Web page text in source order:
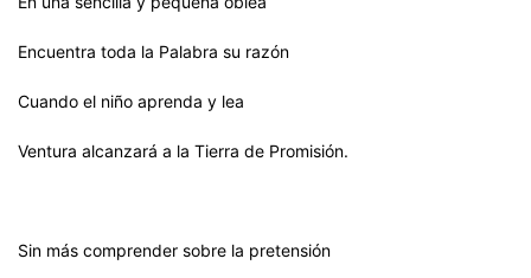
Encuentra toda la Palabra su razón
Cuando el niño aprenda y lea
Ventura alcanzará a la Tierra de Promisión.
Sin más comprender sobre la pretensión